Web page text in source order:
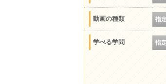
動画の種類 指
学べる学問 指